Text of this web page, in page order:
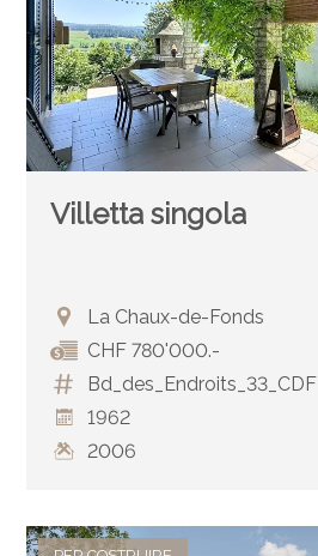
Villetta singola
La Chaux-de-Fonds
CHF 780'000.-
Bd_des_Endroits_33_CDF
1962
2006